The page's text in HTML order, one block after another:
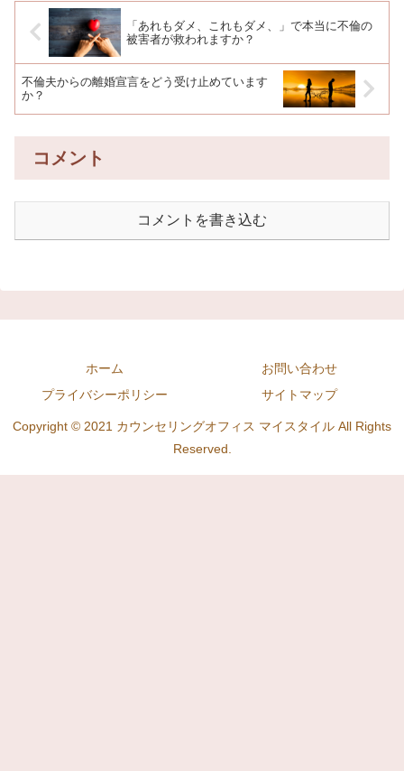
「あれもダメ、これもダメ、」で本当に不倫の
被害者が救われますか？
不倫夫からの離婚宣言をどう受け止めています
か？
コメント
コメントを書き込む
ホーム
お問い合わせ
プライバシーポリシー
サイトマップ
Copyright © 2021 カウンセリングオフィス マイスタイル All Rights
Reserved.